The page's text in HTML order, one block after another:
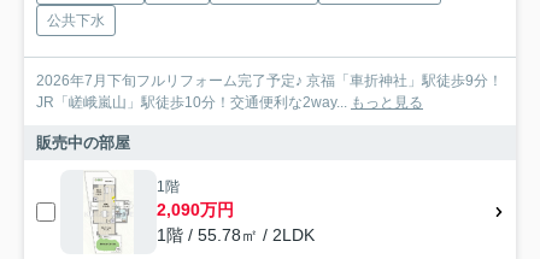
公共下水
2026年7月下旬フルリフォーム完了予定♪ 京福「車折神社」駅徒歩9分！
JR「嵯峨嵐山」駅徒歩10分！交通便利な2way... もっと見る
販売中の部屋
1階
2,090万円
1階 / 55.78㎡ / 2LDK